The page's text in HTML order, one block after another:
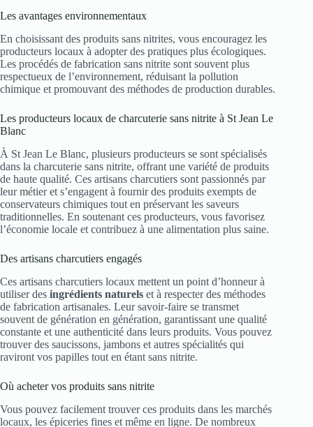
Les avantages environnementaux
En choisissant des produits sans nitrites, vous encouragez les
producteurs locaux à adopter des pratiques plus écologiques.
Les procédés de fabrication sans nitrite sont souvent plus
respectueux de l’environnement, réduisant la pollution
chimique et promouvant des méthodes de production durables.
Les producteurs locaux de charcuterie sans nitrite à St Jean Le
Blanc
À St Jean Le Blanc, plusieurs producteurs se sont spécialisés
dans la charcuterie sans nitrite, offrant une variété de produits
de haute qualité. Ces artisans charcutiers sont passionnés par
leur métier et s’engagent à fournir des produits exempts de
conservateurs chimiques tout en préservant les saveurs
traditionnelles. En soutenant ces producteurs, vous favorisez
l’économie locale et contribuez à une alimentation plus saine.
Des artisans charcutiers engagés
Ces artisans charcutiers locaux mettent un point d’honneur à
utiliser des ingrédients naturels et à respecter des méthodes
de fabrication artisanales. Leur savoir-faire se transmet
souvent de génération en génération, garantissant une qualité
constante et une authenticité dans leurs produits. Vous pouvez
trouver des saucissons, jambons et autres spécialités qui
raviront vos papilles tout en étant sans nitrite.
Où acheter vos produits sans nitrite
Vous pouvez facilement trouver ces produits dans les marchés
locaux, les épiceries fines et même en ligne. De nombreux